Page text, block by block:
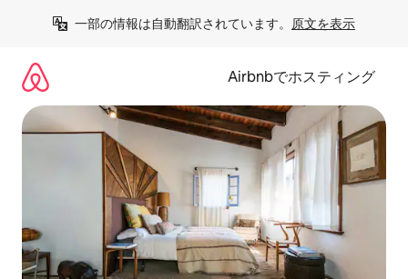
一部の情報は自動翻訳されています。 原文を表示
Airbnbでホスティング